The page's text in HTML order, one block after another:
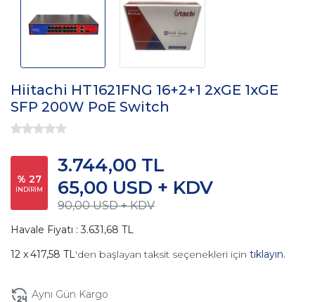
Hiitachi HT1621FNG 16+2+1 2xGE 1xGE
SFP 200W PoE Switch
% 27
İNDİRİM
90,00 USD + KDV
65,00 USD + KDV
3.744,00 TL
Havale Fiyatı : 3.631,68 TL
417,58 TL'den başlayan taksit seçenekleri için tıklayın.
Aynı Gün Kargo